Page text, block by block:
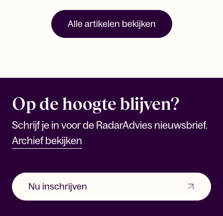
Alle artikelen bekijken
Op de hoogte blijven?
Schrijf je in voor de RadarAdvies nieuwsbrief.
Archief bekijken
Nu inschrijven